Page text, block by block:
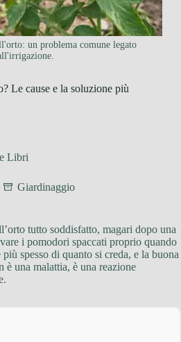
un problema comune legato
Le cause e la soluzione più
Libri
Giardinaggio
tutto soddisfatto, magari dopo una
i pomodori spaccati proprio quando
spesso di quanto si creda, e la buona
è una malattia, è una reazione